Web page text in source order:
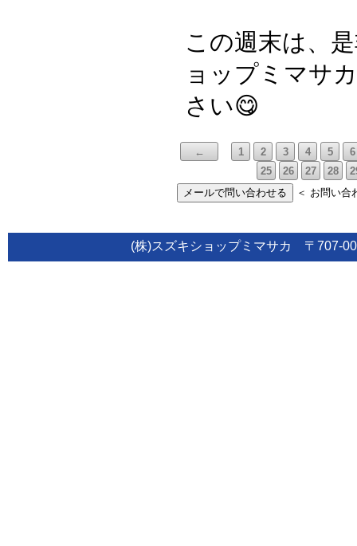
この週末は、
ョップミマサ
さい😋
← 1 2 3 4 5
6
25
26 27 28
メールで問い合わせる
＜ お問い合
(株)スズキショップミマサカ 〒707-